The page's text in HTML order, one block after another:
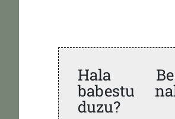
Hala
babestu
duzu?